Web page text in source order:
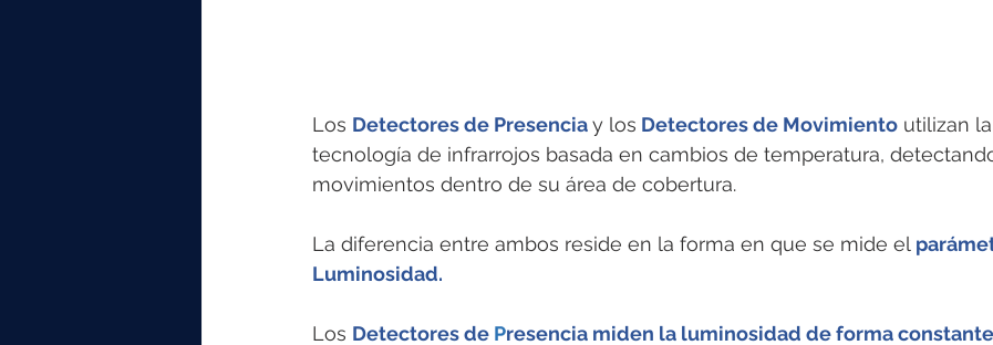
Los Detectores de Presencia y los Detectores de Movimiento utilizan
tecnología de infrarrojos basada en cambios de temperatura,
movimientos dentro de su área de cobertura.
La diferencia entre ambos reside en la forma en que se mide el
Luminosidad.
Los Detectores de Presencia miden la luminosidad de forma constante